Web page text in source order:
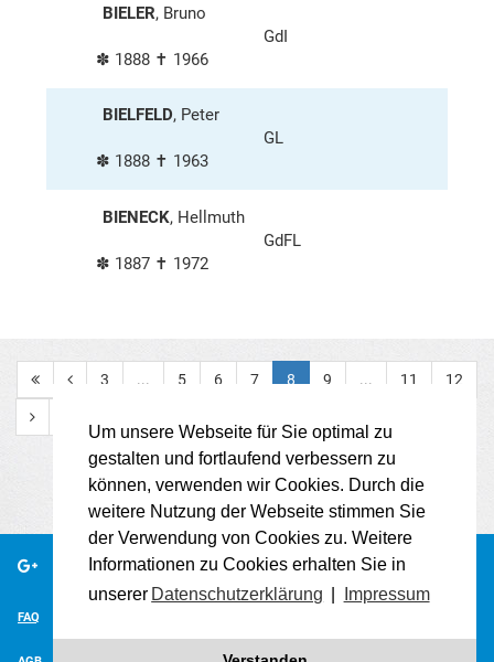
Um unsere Webseite für Sie optimal zu
gestalten und fortlaufend verbessern zu
können, verwenden wir Cookies. Durch die
weitere Nutzung der Webseite stimmen Sie
der Verwendung von Cookies zu. Weitere
Informationen zu Cookies erhalten Sie in
unserer Datenschutzerklärung Impressum
BIELER, Bruno
GdI
✽ 1888 ✝ 1966
BIELFELD, Peter
GL
✽ 1888 ✝ 1963
BIENECK, Hellmuth
GdFL
✽ 1887 ✝ 1972
3 ... 5 6 7 8 9 ... 11 12
FAQ